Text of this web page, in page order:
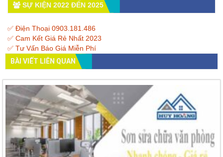
SỰ KIỆN 2022 ĐẾN 2025
✅ Điện Thoại 0903.181.486
✅ Cam Kết Giá Rẻ Nhất 2023
✅ Tư Vấn Báo Giá Miễn Phí
BÀI VIẾT LIÊN QUAN